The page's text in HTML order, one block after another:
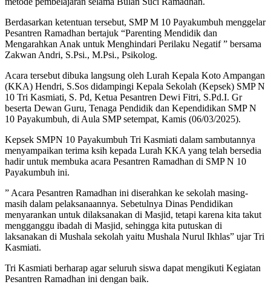
Berdasarkan ketentuan tersebut, SMP M 10 Payakumbuh menggelar
Pesantren Ramadhan bertajuk “Parenting Mendidik dan
Mengarahkan Anak untuk Menghindari Perilaku Negatif ” bersama
Zakwan Andri, S.Psi., M.Psi., Psikolog.
Acara tersebut dibuka langsung oleh Lurah Kepala Koto Ampangan
(KKA) Hendri, S.Sos didampingi Kepala Sekolah (Kepsek) SMP N
10 Tri Kasmiati, S. Pd, Ketua Pesantren Dewi Fitri, S.Pd.I. Gr
beserta Dewan Guru, Tenaga Pendidik dan Kependidikan SMP N
10 Payakumbuh, di Aula SMP setempat, Kamis (06/03/2025).
Kepsek SMPN 10 Payakumbuh Tri Kasmiati dalam sambutannya
menyampaikan terima ksih kepada Lurah KKA yang telah bersedia
hadir untuk membuka acara Pesantren Ramadhan di SMP N 10
Payakumbuh ini.
” Acara Pesantren Ramadhan ini diserahkan ke sekolah masing-
masih dalam pelaksanaannya. Sebetulnya Dinas Pendidikan
menyarankan untuk dilaksanakan di Masjid, tetapi karena kita takut
mengganggu ibadah di Masjid, sehingga kita putuskan di
laksanakan di Mushala sekolah yaitu Mushala Nurul Ikhlas” ujar Tri
Kasmiati.
Tri Kasmiati berharap agar seluruh siswa dapat mengikuti Kegiatan
Pesantren Ramadhan ini dengan baik.